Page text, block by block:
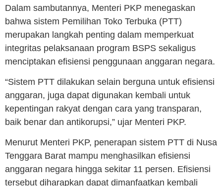
Dalam sambutannya, Menteri PKP menegaskan
bahwa sistem Pemilihan Toko Terbuka (PTT)
merupakan langkah penting dalam memperkuat
integritas pelaksanaan program BSPS sekaligus
menciptakan efisiensi penggunaan anggaran negara.
“Sistem PTT dilakukan selain berguna untuk efisiensi
anggaran, juga dapat digunakan kembali untuk
kepentingan rakyat dengan cara yang transparan,
baik benar dan antikorupsi,” ujar Menteri PKP.
Menurut Menteri PKP, penerapan sistem PTT di Nusa
Tenggara Barat mampu menghasilkan efisiensi
anggaran negara hingga sekitar 11 persen. Efisiensi
tersebut diharapkan dapat dimanfaatkan kembali